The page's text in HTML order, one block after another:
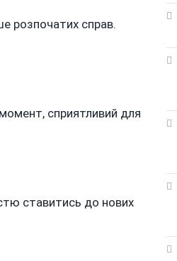
розпочатих справ.
сприятливий для
ставитись до нових